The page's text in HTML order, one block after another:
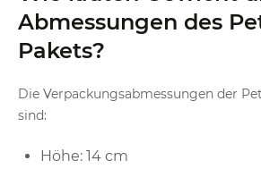
Abmessungen des
Pakets?
Die Verpackungsabmessungen der
sind:
Höhe: 14 cm